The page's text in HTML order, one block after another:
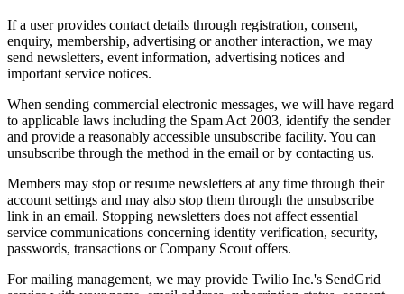
If a user provides contact details through registration, consent,
enquiry, membership, advertising or another interaction, we may
send newsletters, event information, advertising notices and
important service notices.
When sending commercial electronic messages, we will have regard
to applicable laws including the Spam Act 2003, identify the sender
and provide a reasonably accessible unsubscribe facility. You can
unsubscribe through the method in the email or by contacting us.
Members may stop or resume newsletters at any time through their
account settings and may also stop them through the unsubscribe
link in an email. Stopping newsletters does not affect essential
service communications concerning identity verification, security,
passwords, transactions or Company Scout offers.
For mailing management, we may provide Twilio Inc.'s SendGrid